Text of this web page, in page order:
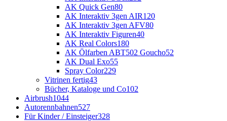
AK Quick Gen80
AK Interaktiv 3gen AIR120
AK Interaktiv 3gen AFV80
AK Interaktiv Figuren40
AK Real Colors180
AK Ölfarben ABT502 Goucho52
AK Dual Exo55
Spray Color229
Vitrinen fertig43
Bücher, Kataloge und Co102
Airbrush1044
Autorennbahnen527
Für Kinder / Einsteiger328